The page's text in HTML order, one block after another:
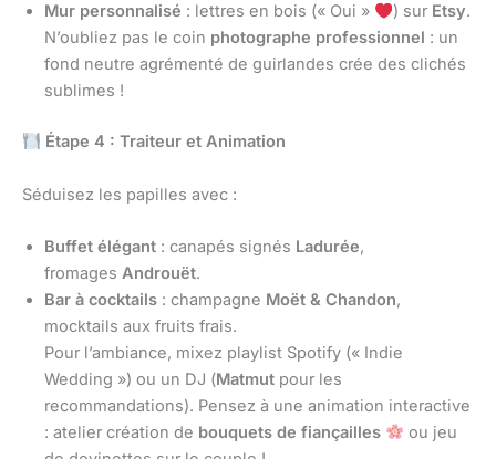
Mur personnalisé : lettres en bois (« Oui » ) sur Etsy.
N’oubliez pas le coin photographe professionnel : un
fond neutre agrémenté de guirlandes crée des clichés
sublimes !
Étape 4 : Traiteur et Animation
Séduisez les papilles avec :
Buffet élégant : canapés signés Ladurée,
fromages Androuët.
Bar à cocktails : champagne Moët & Chandon,
mocktails aux fruits frais.
Pour l’ambiance, mixez playlist Spotify (« Indie
Wedding ») ou un DJ (Matmut pour les
recommandations). Pensez à une animation interactive
: atelier création de bouquets de fiançailles
ou jeu